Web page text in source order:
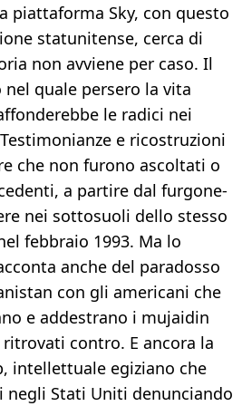
piattaforma Sky, con questo
statunitense, cerca di
non avviene per caso. Il
quale persero la vita
le radici nei
e ricostruzioni
che non furono ascoltati o
a partire dal furgone-
nei sottosuoli dello stesso
febbraio 1993. Ma lo
anche del paradosso
con gli americani che
e addestrano i mujaidin
contro. E ancora la
intellettuale egiziano che
negli Stati Uniti denunciando